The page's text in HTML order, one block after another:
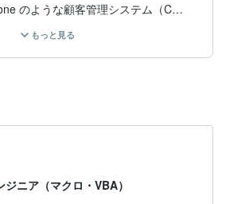
のような顧客管理システム（CR
コストで開発いたします。
事を得意としていますので、
談ください。
（CRM）／営業支援システム（SF
もっと見る
ジニア（マクロ・VBA）